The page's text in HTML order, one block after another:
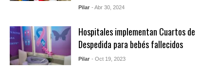
Pilar - Abr 30, 2024
Hospitales implementan Cuartos de
Despedida para bebés fallecidos
Pilar - Oct 19, 2023